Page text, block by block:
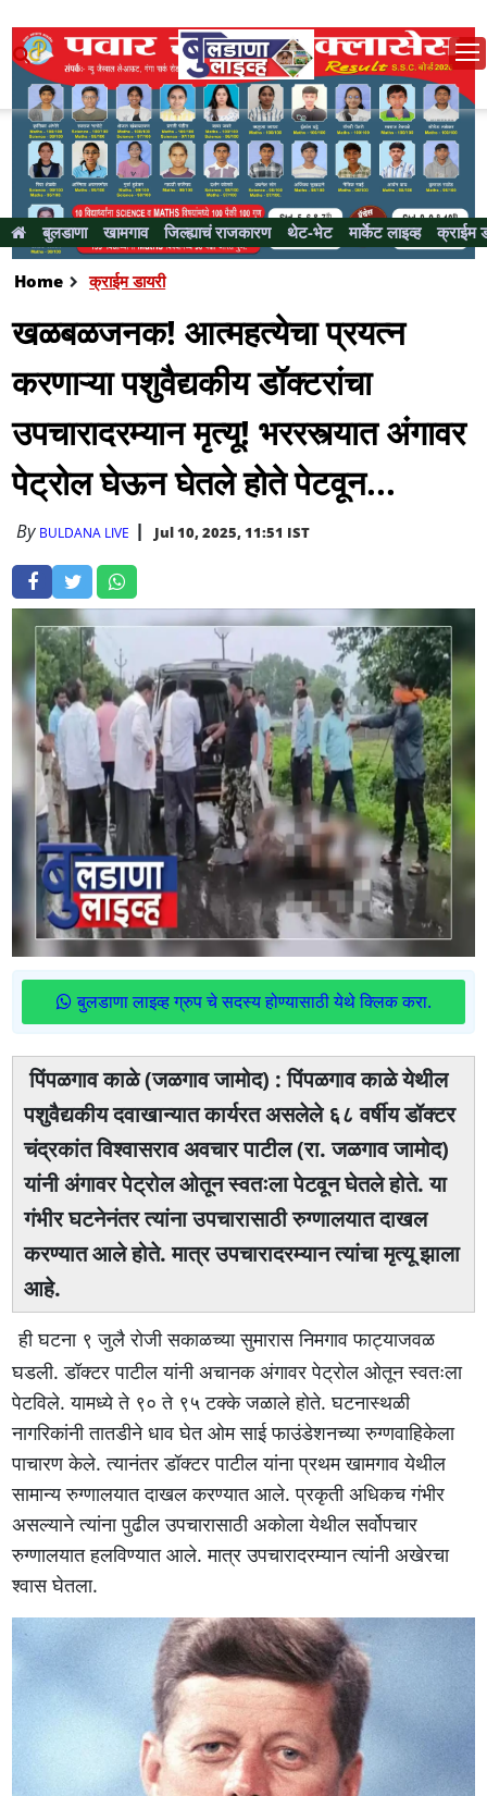
बुलडाणा खामगाव जिल्ह्याचं राजकारण थेट-भेट मार्केट लाइव्ह क्राईम
Home क्राईम डायरी
खळबळजनक! आत्महत्येचा प्रयत्न
करणाऱ्या पशुवैद्यकीय डॉक्टरांचा
उपचारादरम्यान मृत्यू! भररस्त्यात अंगावर
पेट्रोल घेऊन घेतले होते पेटवून...
By BULDANA LIVE Jul 10, 2025, 11:51 IST
बुलडाणा लाइव्ह ग्रुप चे सदस्य होण्यासाठी येथे क्लिक करा.
पिंपळगाव काळे (जळगाव जामोद) : पिंपळगाव काळे येथील
पशुवैद्यकीय दवाखान्यात कार्यरत असलेले ६८ वर्षीय डॉक्टर
चंद्रकांत विश्वासराव अवचार पाटील (रा. जळगाव जामोद)
यांनी अंगावर पेट्रोल ओतून स्वतःला पेटवून घेतले होते. या
गंभीर घटनेनंतर त्यांना उपचारासाठी रुग्णालयात दाखल
करण्यात आले होते. मात्र उपचारादरम्यान त्यांचा मृत्यू झाला
आहे.
ही घटना ९ जुलै रोजी सकाळच्या सुमारास निमगाव फाट्याजवळ
घडली. डॉक्टर पाटील यांनी अचानक अंगावर पेट्रोल ओतून स्वतःला
पेटविले. यामध्ये ते ९० ते ९५ टक्के जळाले होते. घटनास्थळी
नागरिकांनी तातडीने धाव घेत ओम साई फाउंडेशनच्या रुग्णवाहिकेला
पाचारण केले. त्यानंतर डॉक्टर पाटील यांना प्रथम खामगाव येथील
सामान्य रुग्णालयात दाखल करण्यात आले. प्रकृती अधिकच गंभीर
असल्याने त्यांना पुढील उपचारासाठी अकोला येथील सर्वोपचार
रुग्णालयात हलविण्यात आले. मात्र उपचारादरम्यान त्यांनी अखेरचा
श्वास घेतला.